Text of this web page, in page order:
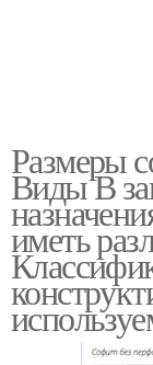
Размеры
Виды В
иметь